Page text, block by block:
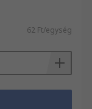
62 Ft/egység